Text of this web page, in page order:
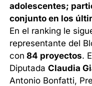
adolescentes;
conjunto en los
En el ranking le
representante del
con 84 proyectos.
DiputadaClaudia
Antonio Bonfatti,